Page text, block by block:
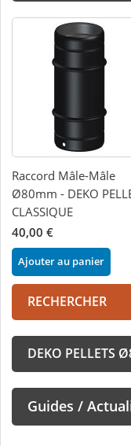
Raccord Mâle-Mâle
Ø80mm - DEKO
CLASSIQUE
40,00 €
Ajouter au panier
RECHERCHER
DEKO PELLETS
Guides /